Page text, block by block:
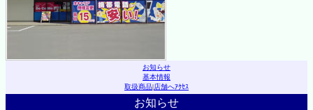
お知らせ
基本情報
取扱商品|店舗へｱｸｾｽ
お知らせ